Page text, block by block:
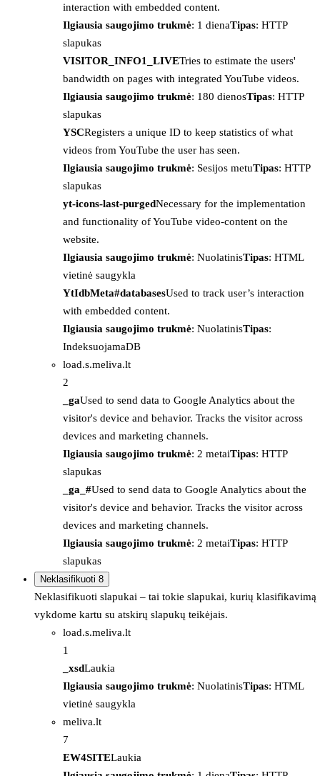
interaction with embedded content.
Ilgiausia saugojimo trukmė: 1 dienaTipas: HTTP
slapukas
VISITOR_INFO1_LIVETries to estimate the users'
bandwidth on pages with integrated YouTube videos.
Ilgiausia saugojimo trukmė: 180 dienosTipas: HTTP
slapukas
YSCRegisters a unique ID to keep statistics of what
videos from YouTube the user has seen.
Ilgiausia saugojimo trukmė: Sesijos metuTipas: HTTP
slapukas
yt-icons-last-purgedNecessary for the implementation
and functionality of YouTube video-content on the
website.
Ilgiausia saugojimo trukmė: NuolatinisTipas: HTML
vietinė saugykla
YtIdbMeta#databasesUsed to track user’s interaction
with embedded content.
Ilgiausia saugojimo trukmė: NuolatinisTipas:
IndeksuojamaDB
load.s.meliva.lt
2
_gaUsed to send data to Google Analytics about the
visitor's device and behavior. Tracks the visitor across
devices and marketing channels.
Ilgiausia saugojimo trukmė: 2 metaiTipas: HTTP
slapukas
_ga_#Used to send data to Google Analytics about the
visitor's device and behavior. Tracks the visitor across
devices and marketing channels.
Ilgiausia saugojimo trukmė: 2 metaiTipas: HTTP
slapukas
Neklasifikuoti 8
Neklasifikuoti slapukai – tai tokie slapukai, kurių klasifikavimą
vykdome kartu su atskirų slapukų teikėjais.
load.s.meliva.lt
1
_xsdLaukia
Ilgiausia saugojimo trukmė: NuolatinisTipas: HTML
vietinė saugykla
meliva.lt
7
EW4SITELaukia